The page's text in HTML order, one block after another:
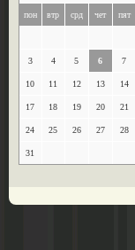
пон втр срд чет пят
3 4 5 6 7
10 11 12 13 14
17 18 19 20 21
24 25 26 27 28
31